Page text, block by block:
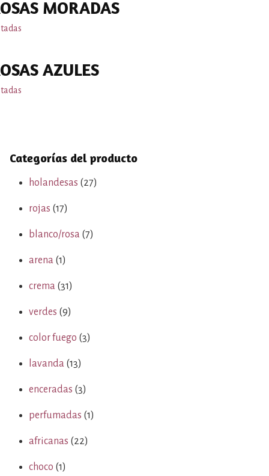
MORADAS
AZULES
Categorías del producto
holandesas (27)
rojas (17)
blanco/rosa (7)
arena (1)
crema (31)
verdes (9)
color fuego (3)
lavanda (13)
enceradas (3)
perfumadas (1)
africanas (22)
choco (1)